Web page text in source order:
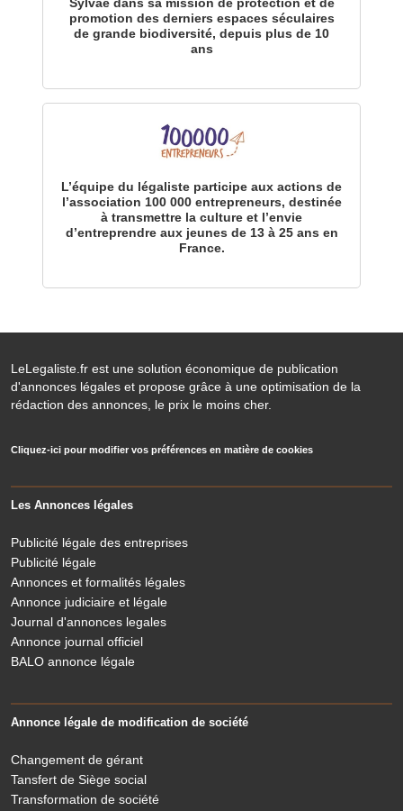
promotion des derniers espaces séculaires
de grande biodiversité, depuis plus de 10
ans
L’équipe du légaliste participe aux actions de
l’association 100 000 entrepreneurs, destinée
à transmettre la culture et l’envie
d’entreprendre aux jeunes de 13 à 25 ans en
France.
LeLegaliste.fr est une solution économique de publication
d'annonces légales et propose grâce à une optimisation de la
rédaction des annonces, le prix le moins cher.
Cliquez-ici pour modifier vos préférences en matière de cookies
Les Annonces légales
Publicité légale des entreprises
Publicité légale
Annonces et formalités légales
Annonce judiciaire et légale
Journal d'annonces legales
Annonce journal officiel
BALO annonce légale
Annonce légale de modification de société
Changement de gérant
Tansfert de Siège social
Transformation de société